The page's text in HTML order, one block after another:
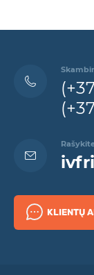
KLIENTŲ